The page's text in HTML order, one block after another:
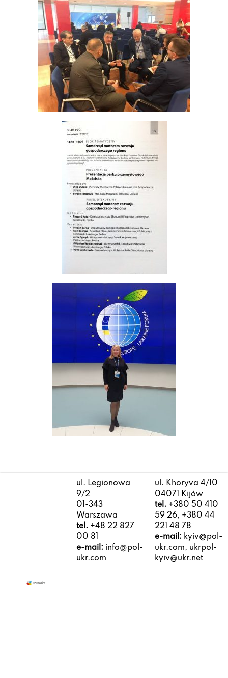
ul. Legionowa
9/2
01-343
Warszawa
tel. +48 22 827
00 81
e-mail: info@pol-
ukr.com
ul. Khoryva 4/10
04071 Kijów
tel. +380 50 410
59 26, +380 44
221 48 78
e-mail: kyiv@pol-
ukr.com, ukrpol-
kyiv@ukr.net